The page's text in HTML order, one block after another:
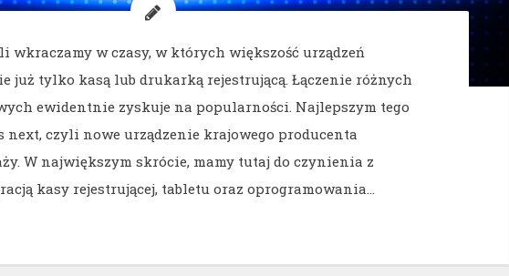
wkraczamy w czasy, w których większość urządzeń
już tylko kasą lub drukarką rejestrującą. Łączenie różnych
ewidentnie zyskuje na popularności. Najlepszym tego
next, czyli nowe urządzenie krajowego producenta
W największym skrócie, mamy tutaj do czynienia z
kasy rejestrującej, tabletu oraz oprogramowania…